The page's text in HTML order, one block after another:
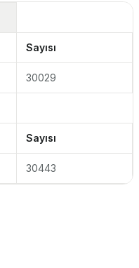
Sayısı
30029
Sayısı
30443